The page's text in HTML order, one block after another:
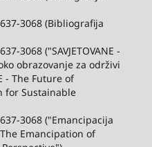
3068 (Bibliografija
3068 ("SAVJETOVANE -
obrazovanje za održivi
- The Future of
for Sustainable
3068 ("Emancipacija
Emancipation of